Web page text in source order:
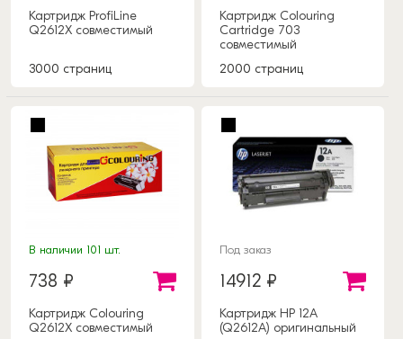
Картридж ProfiLine
Q2612X совместимый
3000 страниц
Картридж Colouring
Cartridge 703
совместимый
2000 страниц
В наличии 101 шт.
738 ₽
Картридж Colouring
Q2612X совместимый
Под заказ
14912 ₽
Картридж HP 12A
(Q2612A) оригинальный